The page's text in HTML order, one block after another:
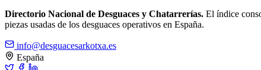
Directorio Nacional de Desguaces y Chatarrerías. El índice
piezas usadas de los desguaces operativos en España.
info@desguacesarkotxa.es
España